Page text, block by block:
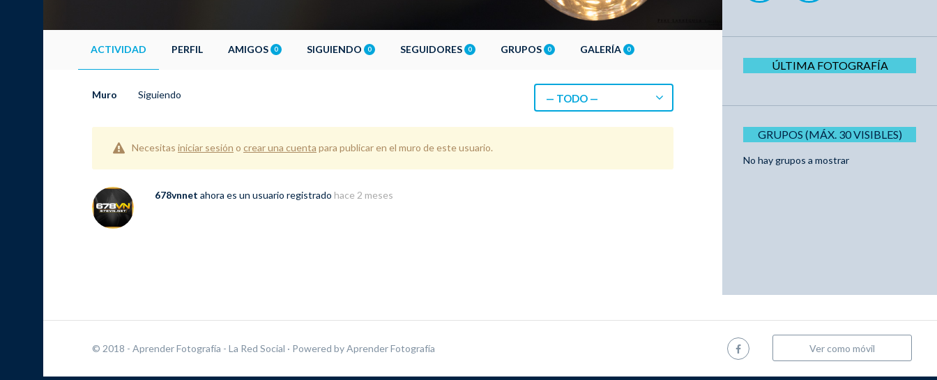
ACTIVIDAD PERFIL AMIGOS 0 SIGUIENDO 0 SEGUIDORES 0 GRUPOS 0 GALERÍA 0
Muro Siguiendo — TODO —
Necesitas iniciar sesión o crear una cuenta para publicar en el muro de este usuario.
678vnnet ahora es un usuario registrado hace 2 meses
ÚLTIMA FOTOGRAFÍA
GRUPOS (MÁX. 30 VISIBLES)
No hay grupos a mostrar
© 2018 - Aprender Fotografía - La Red Social · Powered byAprender Fotografía